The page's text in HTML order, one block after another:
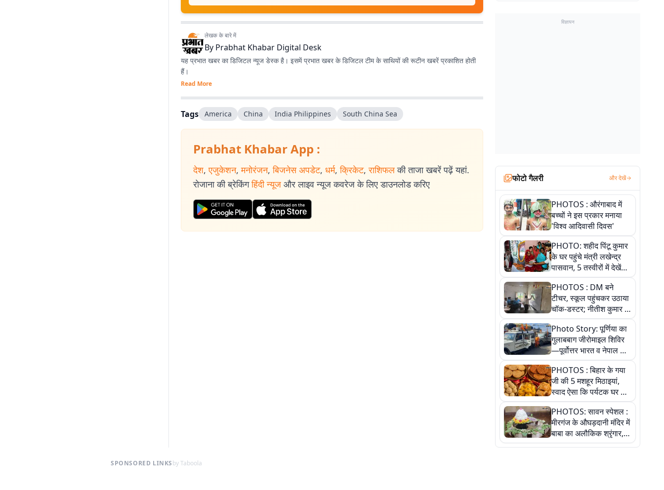
लेखक के बारे में
By Prabhat Khabar Digital Desk
यह प्रभात खबर का डिजिटल न्यूज डेस्क है। इसमें प्रभात खबर के डिजिटल टीम के साथियों की रूटीन खबरें प्रकाशित होती
हैं।
Read More
Tags America China India Philippines South China Sea
Prabhat Khabar App :
देश, एजुकेशन, मनोरंजन, बिजनेस अपडेट, धर्म, क्रिकेट, राशिफल की ताजा खबरें पढ़ें यहां.
रोजाना की ब्रेकिंग हिंदी न्यूज और लाइव न्यूज कवरेज के लिए डाउनलोड करिए
विज्ञापन
फोटो गैलरी और देखें
PHOTOS : औरंगाबाद में
बच्चों ने इस प्रकार मनाया
'विश्व आदिवासी दिवस'
PHOTO: शहीद पिंटू कुमार
के घर पहुंचे मंत्री लखेन्द्र
पासवान, 5 तस्वीरों में देखें
उस भावुक पल की पूरी
कहानी
PHOTOS : DM बने
टीचर, स्कूल पहुंचकर उठाया
चॉक-डस्टर; नीतीश कुमार के
इस चहेते अधिकारी को
जानिए
Photo Story: पूर्णिया का
गुलाबबाग जीरोमाइल शिविर
—पूर्वोत्तर भारत व नेपाल के
कांवरियों का प्रमुख सेवा धाम
PHOTOS : बिहार के गया
जी की 5 मशहूर मिठाइयां,
स्वाद ऐसा कि पर्यटक घर ले
जाना नहीं भूलते, तस्वीरों में
देखें
PHOTOS: सावन स्पेशल :
मीरगंज के औघड़दानी मंदिर में
बाबा का अलौकिक श्रृंगार,
तस्वीरों में देखें महादेव के कई
SPONSORED LINKSby Taboola